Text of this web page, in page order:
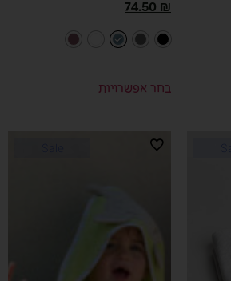
74.50 ₪
בחר אפשרויות